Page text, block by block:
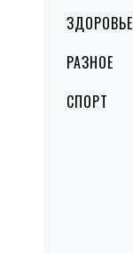
ЗДОРОВЬЕ
РАЗНОЕ
СПОРТ